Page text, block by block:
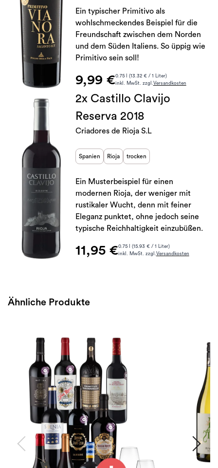
Ein typischer Primitivo als
wohlschmeckendes Beispiel für die
Freundschaft zwischen dem Norden
und dem Süden Italiens. So üppig wie
Primitivo sein soll!
9,99 €0.75 l (13.32 € / 1 Liter)
inkl. MwSt. zzgl.Versandkosten
2x Castillo Clavijo
Reserva 2018
Criadores de Rioja S.L
Spanien Rioja trocken
Ein Musterbeispiel für einen
modernen Rioja, der weniger mit
rustikaler Wucht, denn mit feiner
Eleganz punktet, ohne jedoch seine
typische Reichhaltigkeit einzubüßen.
11,95 €0.75 l (15.93 € / 1 Liter)
inkl. MwSt. zzgl.Versandkosten
Ähnliche Produkte